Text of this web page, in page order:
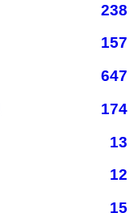
238
157
647
174
13
12
15